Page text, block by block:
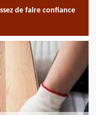
de faire confiance